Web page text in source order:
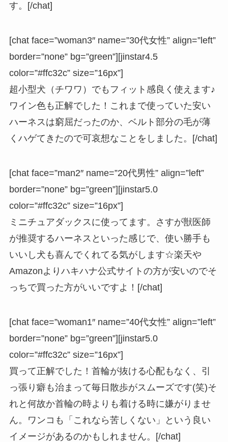
す。[/chat]
[chat face=”woman3″ name=”30代女性” align=”left”
border=”none” bg=”green”][jinstar4.5
color=”#ffc32c” size=”16px”]
超小型犬（チワワ）でもフィット感良く使えます♪
ワイン色も正解でした！これまで使っていた安い
ハーネスは窮屈だったのか、ベルト部分の毛が薄
くハゲてきたので可哀想なことをしました。[/chat]
[chat face=”man2″ name=”20代男性” align=”left”
border=”none” bg=”green”][jinstar5.0
color=”#ffc32c” size=”16px”]
ミニチュアダックスに使ってます。さすが獣医師
が推奨するハーネスといった感じで、使い勝手も
いいし犬も喜んでくれてる気がします☆楽天や
Amazonよりハキハナ公式サイトの方が安いのでそ
っちで買った方がいいですよ！[/chat]
[chat face=”woman1″ name=”40代女性” align=”left”
border=”none” bg=”green”][jinstar5.0
color=”#ffc32c” size=”16px”]
買って正解でした！首輪が抜ける心配もなく、引
っ張り癖も治まって毎日散歩がスムーズです(笑)そ
れと何故か首輪の時よりも着ける時に嫌がりませ
ん。ワンコも「これなら苦しくない」という良い
イメージがあるのかもしれません。[/chat]